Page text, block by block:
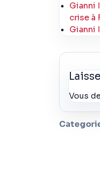
Gianni
crise à
Gianni
Vous